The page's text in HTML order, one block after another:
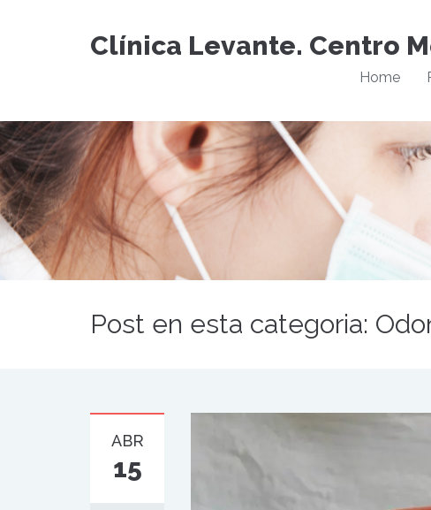
Clínica Levante. Centro
Home
Post en esta categoria:
ABR
15